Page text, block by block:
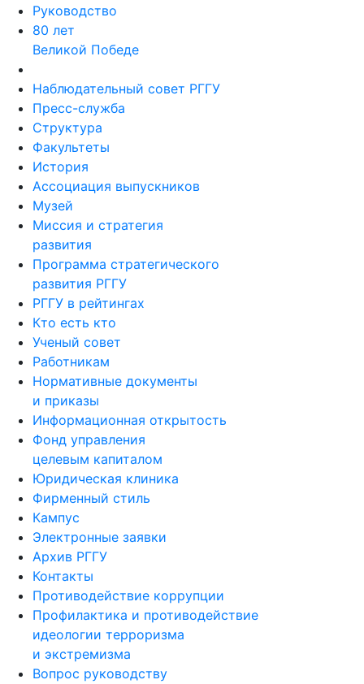
Руководство
80 лет
Великой Победе
Наблюдательный совет РГГУ
Пресс-служба
Структура
Факультеты
История
Ассоциация выпускников
Музей
Миссия и стратегия
развития
Программа стратегического
развития РГГУ
РГГУ в рейтингах
Кто есть кто
Ученый совет
Работникам
Нормативные документы
и приказы
Информационная открытость
Фонд управления
целевым капиталом
Юридическая клиника
Фирменный стиль
Кампус
Электронные заявки
Архив РГГУ
Контакты
Противодействие коррупции
Профилактика и противодействие
идеологии терроризма
и экстремизма
Вопрос руководству